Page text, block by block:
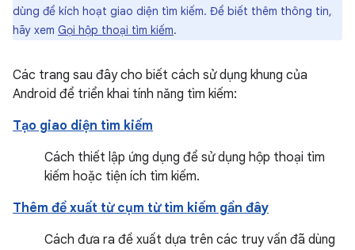
dùng để kích hoạt giao diện tìm kiếm. Để biết thêm thông tin,
hãy xem Gọi hộp thoại tìm kiếm.
Các trang sau đây cho biết cách sử dụng khung của
Android để triển khai tính năng tìm kiếm:
Tạo giao diện tìm kiếm
Cách thiết lập ứng dụng để sử dụng hộp thoại tìm
kiếm hoặc tiện ích tìm kiếm.
Thêm đề xuất từ cụm từ tìm kiếm gần đây
Cách đưa ra đề xuất dựa trên các truy vấn đã dùng